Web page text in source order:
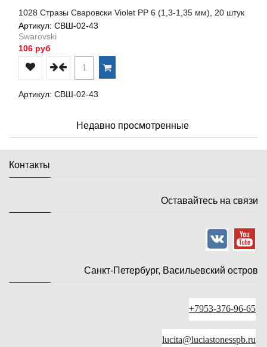
1028 Стразы Сваровски Violet PP 6 (1,3-1,35 мм), 20 штук
Артикул: СВШ-02-43
Swarovski
106 руб
Артикул: СВШ-02-43
Недавно просмотренные
Контакты
Оставайтесь на связи
Санкт-Петербург, Васильевский остров
+7953-376-96-65
lucita@luciastonesspb.ru